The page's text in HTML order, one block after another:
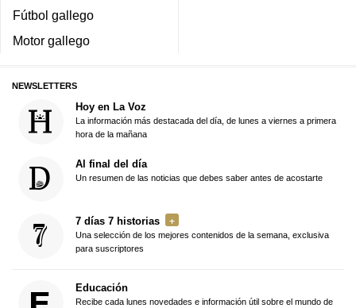
Fútbol gallego
Motor gallego
NEWSLETTERS
Hoy en La Voz
La información más destacada del día, de lunes a viernes a primera
hora de la mañana
Al final del día
Un resumen de las noticias que debes saber antes de acostarte
7 días 7 historias
Una selección de los mejores contenidos de la semana, exclusiva
para suscriptores
Educación
Recibe cada lunes novedades e información útil sobre el mundo de